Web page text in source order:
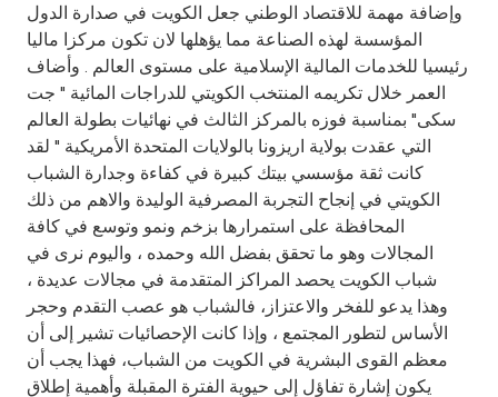
Malaysia
Turkey
Egypt
UK
Kingdom of Bahrain
وإضافة مهمة للاقتصاد الوطني جعل الكويت في صدارة الدول
المؤسسة لهذه الصناعة مما يؤهلها لان تكون مركزا ماليا
رئيسيا للخدمات المالية الإسلامية على مستوى العالم . وأضاف
العمر خلال تكريمه المنتخب الكويتي للدراجات المائية " جت
سكى" بمناسبة فوزه بالمركز الثالث في نهائيات بطولة العالم
التي عقدت بولاية اريزونا بالولايات المتحدة الأمريكية " لقد
كانت ثقة مؤسسي بيتك كبيرة في كفاءة وجدارة الشباب
الكويتي في إنجاح التجربة المصرفية الوليدة والاهم من ذلك
المحافظة على استمرارها بزخم ونمو وتوسع في كافة
المجالات وهو ما تحقق بفضل الله وحمده ، واليوم نرى في
شباب الكويت يحصد المراكز المتقدمة في مجالات عديدة ،
وهذا يدعو للفخر والاعتزاز، فالشباب هو عصب التقدم وحجر
الأساس لتطور المجتمع ، وإذا كانت الإحصائيات تشير إلى أن
معظم القوى البشرية في الكويت من الشباب، فهذا يجب أن
يكون إشارة تفاؤل إلى حيوية الفترة المقبلة وأهمية إطلاق